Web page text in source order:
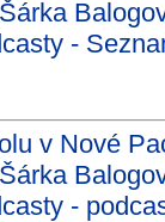
-
v Nové
-